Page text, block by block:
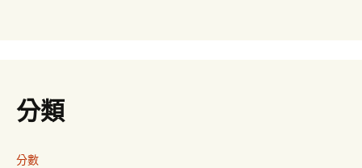
分類
分數